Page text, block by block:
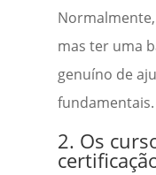
mas ter uma
genuíno de
fundamentais.
2. Os